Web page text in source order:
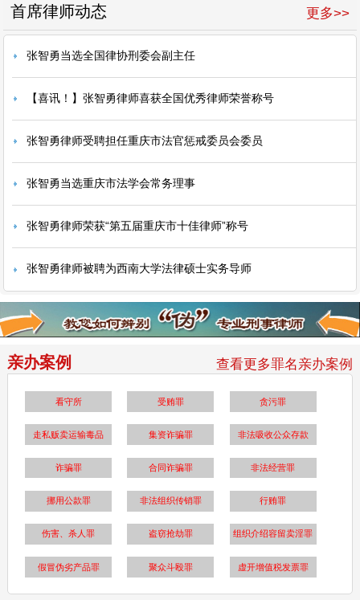
更多>>
首席律师动态
张智勇当选全国律协刑委会副主任
【喜讯！】张智勇律师喜获全国优秀律师荣誉称号
张智勇律师受聘担任重庆市法官惩戒委员会委员
张智勇当选重庆市法学会常务理事
张智勇律师荣获“第五届重庆市十佳律师”称号
张智勇律师被聘为西南大学法律硕士实务导师
亲办案例 查看更多罪名亲办案例
看守所 受贿罪 贪污罪
走私贩卖运输毒品 集资诈骗罪 非法吸收公众存款
诈骗罪 合同诈骗罪 非法经营罪
挪用公款罪 非法组织传销罪 行贿罪
伤害、杀人罪 盗窃抢劫罪 组织介绍容留卖淫罪
假冒伪劣产品罪 聚众斗殴罪 虚开增值税发票罪